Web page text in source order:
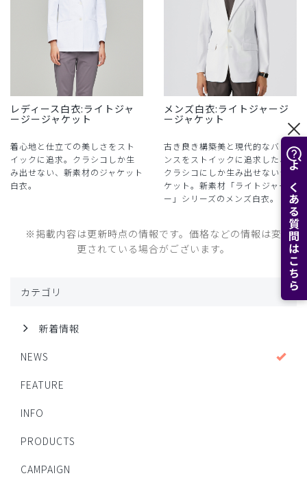
よくある質問はこちら
レディース白衣:ライトジャ
ージージャケット
着心地と仕立ての美しさをスト
イックに追求。クラシコしか生
み出せない、新素材のジャケット
白衣。
メンズ白衣:ライトジャージ
ージャケット
古き良き構築美と現代的なバラ
ンスをストイックに追求した、
クラシコにしか生み出せないジャ
ケット。新素材「ライトジャージ
ー」シリーズのメンズ白衣。
※掲載内容は更新時点の情報です。価格などの情報は変
更されている場合がございます。
カテゴリ
新着情報
NEWS
FEATURE
INFO
PRODUCTS
CAMPAIGN